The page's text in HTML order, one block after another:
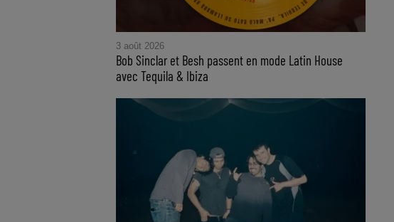
3 août 2026
Bob Sinclar et Besh passent en mode Latin House
avec Tequila & Ibiza